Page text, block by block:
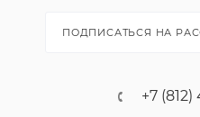
ПОДПИСАТЬСЯ НА
+7